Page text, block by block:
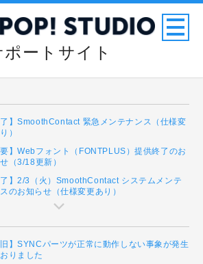
ポートサイト
了】SmoothContact 緊急メンテナンス（仕様変
）
要】Webフォント（FONTPLUS）提供終了のお
（3/18更新）
了】2/3（火）SmoothContact システムメンテ
のお知らせ（仕様変更あり）
旧】SYNCパーツが正常に動作しない事象が発生
りました